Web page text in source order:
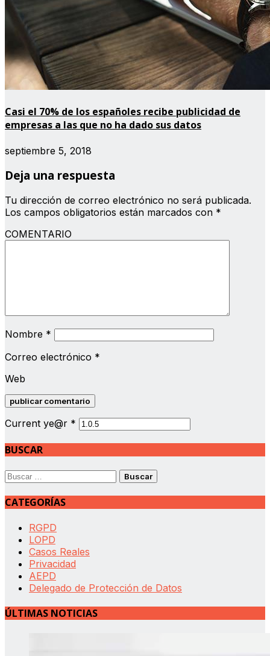
Casi el 70% de los españoles recibe publicidad de
empresas a las que no ha dado sus datos
septiembre 5, 2018
Deja una respuesta
Tu dirección de correo electrónico no será publicada.
Los campos obligatorios están marcados con *
COMENTARIO
Nombre *
Correo electrónico *
Web
Current ye@r *
BUSCAR
Buscar:
CATEGORÍAS
RGPD
LOPD
Casos Reales
Privacidad
AEPD
Delegado de Protección de Datos
ÚLTIMAS NOTICIAS